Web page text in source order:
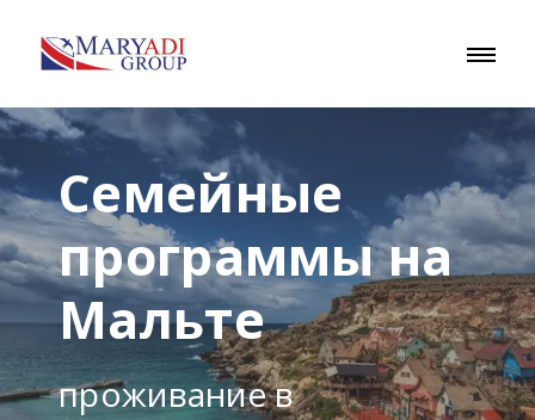
Семейные
программы на
Мальте
проживание в